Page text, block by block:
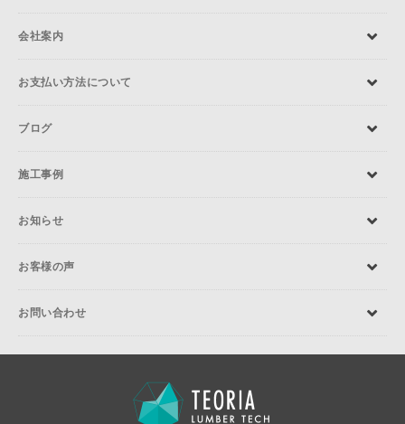
会社案内
お支払い方法について
ブログ
施工事例
お知らせ
お客様の声
お問い合わせ